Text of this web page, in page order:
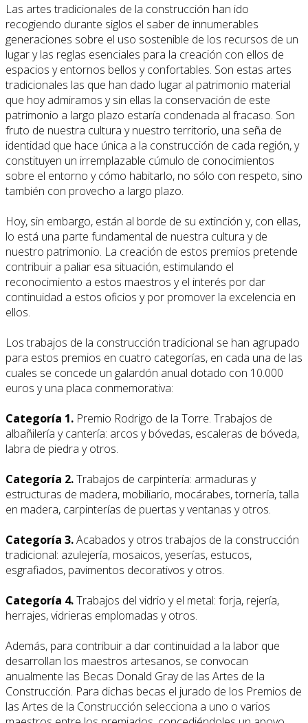
Las artes tradicionales de la construcción han ido
recogiendo durante siglos el saber de innumerables
generaciones sobre el uso sostenible de los recursos de un
lugar y las reglas esenciales para la creación con ellos de
espacios y entornos bellos y confortables. Son estas artes
tradicionales las que han dado lugar al patrimonio material
que hoy admiramos y sin ellas la conservación de este
patrimonio a largo plazo estaría condenada al fracaso. Son
fruto de nuestra cultura y nuestro territorio, una seña de
identidad que hace única a la construcción de cada región, y
constituyen un irremplazable cúmulo de conocimientos
sobre el entorno y cómo habitarlo, no sólo con respeto, sino
también con provecho a largo plazo.
Hoy, sin embargo, están al borde de su extinción y, con ellas,
lo está una parte fundamental de nuestra cultura y de
nuestro patrimonio. La creación de estos premios pretende
contribuir a paliar esa situación, estimulando el
reconocimiento a estos maestros y el interés por dar
continuidad a estos oficios y por promover la excelencia en
ellos.
Los trabajos de la construcción tradicional se han agrupado
para estos premios en cuatro categorías, en cada una de las
cuales se concede un galardón anual dotado con 10.000
euros y una placa conmemorativa:
Categoría 1. Premio Rodrigo de la Torre. Trabajos de
albañilería y cantería: arcos y bóvedas, escaleras de bóveda,
labra de piedra y otros.
Categoría 2.Trabajos de carpintería: armaduras y
estructuras de madera, mobiliario, mocárabes, tornería, talla
en madera, carpinterías de puertas y ventanas y otros.
Categoría 3.Acabados y otros trabajos de la construcción
tradicional: azulejería, mosaicos, yeserías, estucos,
esgrafiados, pavimentos decorativos y otros.
Categoría 4.Trabajos del vidrio y el metal: forja, rejería,
herrajes, vidrieras emplomadas y otros.
Además, para contribuir a dar continuidad a la labor que
desarrollan los maestros artesanos, se convocan
anualmente las Becas Donald Gray de las Artes de la
Construcción. Para dichas becas el jurado de los Premios de
las Artes de la Construcción selecciona a uno o varios